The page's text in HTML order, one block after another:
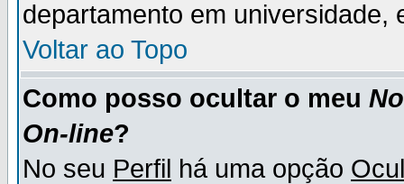
departamento em universidade,
Voltar ao Topo
Como posso ocultar o meu
On-line?
No seu Perfil há uma opção